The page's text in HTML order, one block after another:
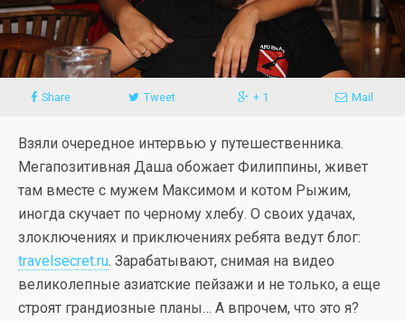
Share Tweet + 1 Mail
Взяли очередное интервью у путешественника.
Мегапозитивная Даша обожает Филиппины, живет
там вместе с мужем Максимом и котом Рыжим,
иногда скучает по черному хлебу. О своих удачах,
злоключениях и приключениях ребята ведут блог:
travelsecret.ru. Зарабатывают, снимая на видео
великолепные азиатские пейзажи и не только, а еще
строят грандиозные планы… А впрочем, что это я?